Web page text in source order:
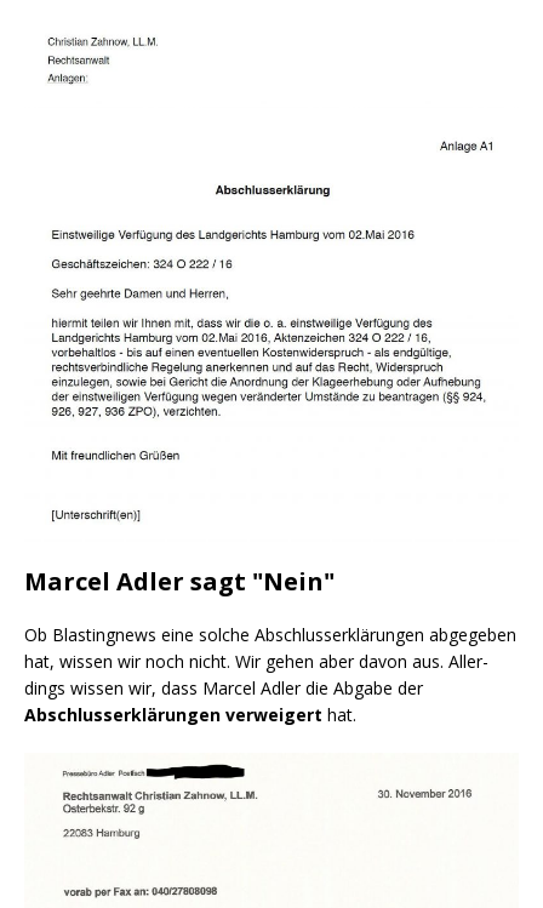
Marcel Adler sagt "Nein"
Ob Blas­ting­news eine sol­che Abschluss­erklä­run­gen abge­ge­ben
hat, wis­sen wir noch nicht. Wir gehen aber davon aus. Aller­
dings wis­sen wir, dass Mar­cel Adler die Abga­be der
Abschluss­erklä­run­gen ver­wei­gert hat.